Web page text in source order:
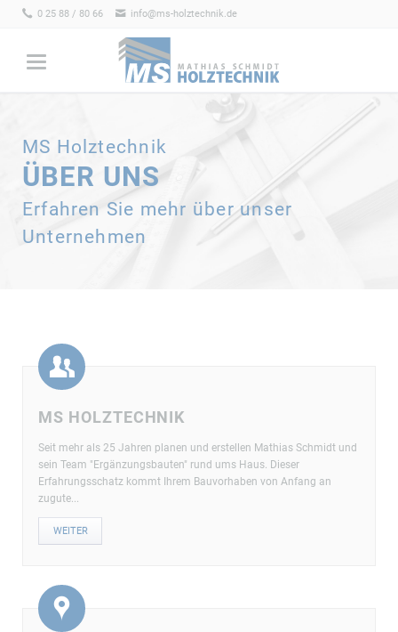
0 25 88 / 80 66 info@ms-holztechnik.de
MS Holztechnik
ÜBER UNS
Erfahren Sie mehr über unser
Unternehmen
MS HOLZTECHNIK
Seit mehr als 25 Jahren planen und erstellen Mathias Schmidt und
sein Team "Ergänzungsbauten" rund ums Haus. Dieser
Erfahrungsschatz kommt Ihrem Bauvorhaben von Anfang an
zugute...
WEITER